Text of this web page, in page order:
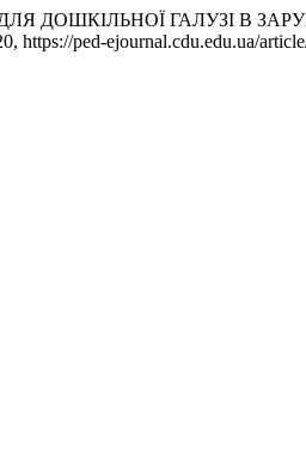
ДОШКІЛЬНОЇ ГАЛУЗІ В
https://ped-ejournal.cdu.edu.ua/